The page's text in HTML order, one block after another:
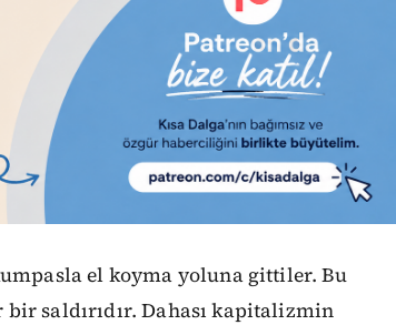
el koyma yoluna gittiler. Bu
saldırıdır. Dahası kapitalizmin